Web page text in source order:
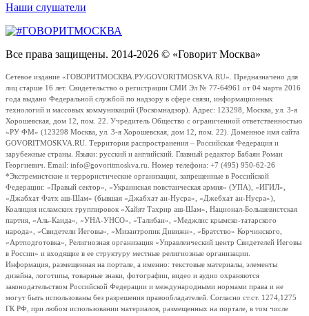
Наши слушатели
Все права защищены. 2014-2026 © «Говорит Москва»
Сетевое издание «ГОВОРИТМОСКВА.РУ/GOVORITMOSKVA.RU». Предназначено для
лиц старше 16 лет. Свидетельство о регистрации СМИ Эл № 77-64961 от 04 марта 2016
года выдано Федеральной службой по надзору в сфере связи, информационных
технологий и массовых коммуникаций (Роскомнадзор). Адрес: 123298, Москва, ул. 3-я
Хорошевская, дом 12, пом. 22. Учредитель Общество с ограниченной ответственностью
«РУ ФМ» (123298 Москва, ул. 3-я Хорошевская, дом 12, пом. 22). Доменное имя сайта
GOVORITMOSKVA.RU. Территория распространения – Российская Федерация и
зарубежные страны. Языки: русский и английский. Главный редактор Бабаян Роман
Георгиевич. Email: info@govoritmoskva.ru. Номер телефона: +7 (495) 950-62-26
*Экстремистские и террористические организации, запрещенные в Российской
Федерации: «Правый сектор», «Украинская повстанческая армия» (УПА), «ИГИЛ»,
«Джабхат Фатх аш-Шам» (бывшая «Джабхат ан-Нусра», «Джебхат ан-Нусра»),
Коалиция исламских группировок «Хайят Тахрир аш-Шам», Национал-Большевистская
партия, «Аль-Каида», «УНА-УНСО», «Талибан», «Меджлис крымско-татарского
народа», «Свидетели Иеговы», «Мизантропик Дивижн», «Братство» Корчинского,
«Артподготовка», Религиозная организация «Управленческий центр Свидетелей Иеговы
в России» и входящие в ее структуру местные религиозные организации.
Информация, размещенная на портале, а именно: текстовые материалы, элементы
дизайна, логотипы, товарные знаки, фотографии, видео и аудио охраняются
законодательством Российской Федерации и международными нормами права и не
могут быть использованы без разрешения правообладателей. Согласно ст.ст. 1274,1275
ГК РФ, при любом использовании материалов, размещенных на портале, в том числе